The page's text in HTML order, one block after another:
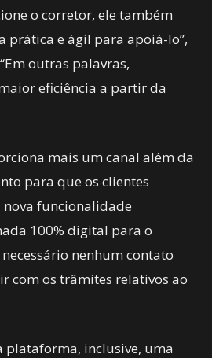
o corretor, ele também
prática e ágil para apoiá-lo”,
outras palavras,
eficiência a partir da
mais um canal além da
para que os clientes
nova funcionalidade
100% digital para o
nenhum contato
com os trâmites relativos ao
plataforma, inclusive, uma